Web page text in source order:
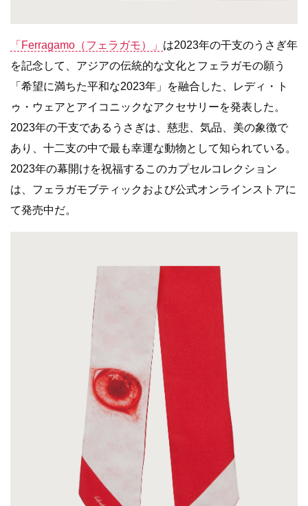
「Ferragamo（フェラガモ）」 は2023年の干支のうさぎ年
を記念して、アジアの伝統的な文化とフェラガモの願う
「希望に満ちた平和な2023年」を融合した、レディ・ト
ゥ・ウェアとアイコニックなアクセサリーを発表した。
2023年の干支であるうさぎは、慈悲、気品、美の象徴で
あり、十二支の中で最も幸運な動物として知られている。
2023年の幕開けを祝福するこのカプセルコレクション
は、フェラガモブティックおよび公式オンラインストアに
て発売中だ。